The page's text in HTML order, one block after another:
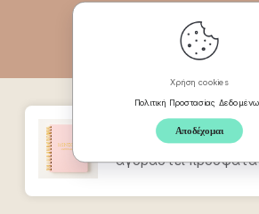
Χρήση cookies
Πολιτική Προστασίας
Αποδέχομαι
ΠροϊονMindpad
αγοραστεί